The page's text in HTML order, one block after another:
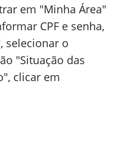
em "Minha Área"
CPF e senha,
selecionar o
"Situação das
clicar em